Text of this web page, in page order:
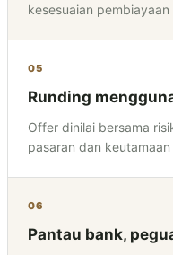
kesesuaian
05
Runding
Offer dinilai bersama
pasaran dan
06
Pantau bank,